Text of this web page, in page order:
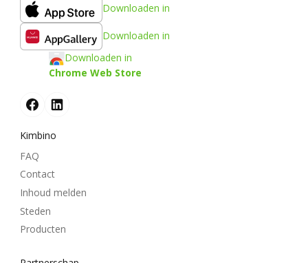
Downloaden in
Downloaden in
Downloaden in
Chrome Web Store
Kimbino
FAQ
Contact
Inhoud melden
Steden
Producten